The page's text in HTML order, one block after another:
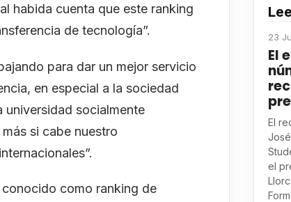
habida cuenta que este ranking
de tecnología”.
para dar un mejor servicio
en especial a la sociedad
universidad socialmente
si cabe nuestro
como ranking de
23
El
El
el